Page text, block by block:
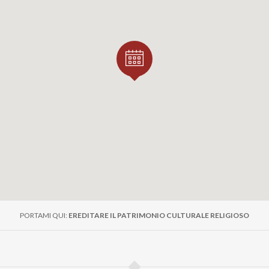
presidente Oltre Confine scs Onlus e rappresentante
per il Millenario della Basilica, il prof. Luigi Carlo
PORTAMI QUI: EREDITARE IL PATRIMONIO CULTURALE RELIGIOSO